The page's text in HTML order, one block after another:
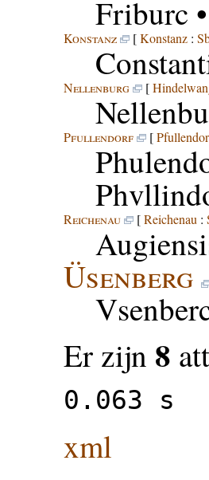
Friburc
Konstanz [Konstanz:
Nellenburg [
Pfullendorf [
Reichenau [Reichenau :
Üsenberg
Er zijn 8
0.063 s
xml